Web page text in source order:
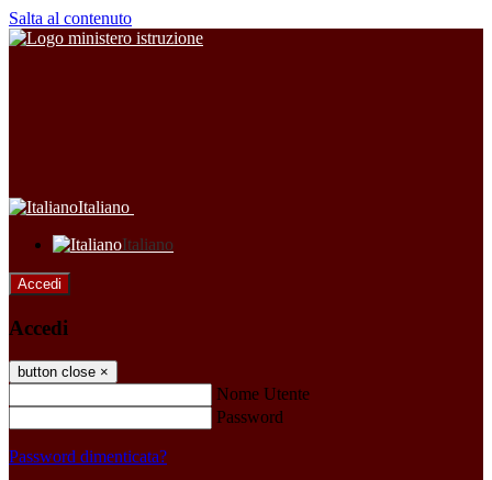
Salta al contenuto
Italiano
Italiano
Accedi
Accedi
button close ×
Nome Utente
Password
Password dimenticata?